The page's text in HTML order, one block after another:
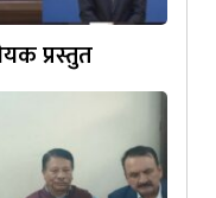
प्रस्तुत